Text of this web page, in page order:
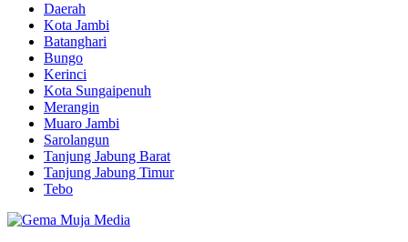
Daerah
Kota Jambi
Batanghari
Bungo
Kerinci
Kota Sungaipenuh
Merangin
Muaro Jambi
Sarolangun
Tanjung Jabung Barat
Tanjung Jabung Timur
Tebo